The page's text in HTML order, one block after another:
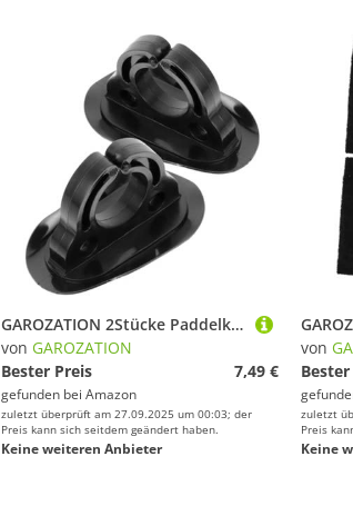
GAROZATION 2Stücke Paddelklemme für Kajak und Kanu Robuste Halterung mit Schraube für Paddel Deckmontierte Clips für Outdoor Wassersport
von GAROZATION
Bester Preis
7,49 €
gefunden bei Amazon
zuletzt überprüft am 27.09.2025 um 00:03; der
Preis kann sich seitdem geändert haben.
Keine weiteren Anbieter
von
zuletzt
Preis
Keine